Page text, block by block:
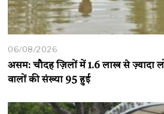
06/08/2026
असम: चौदह ज़िलों में 1.6 लाख से ज़्यादा
वालों की संख्या 95 हुई